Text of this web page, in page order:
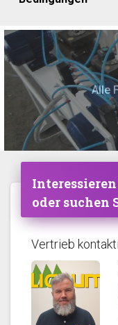
Alle
oder suchen
Vertrieb